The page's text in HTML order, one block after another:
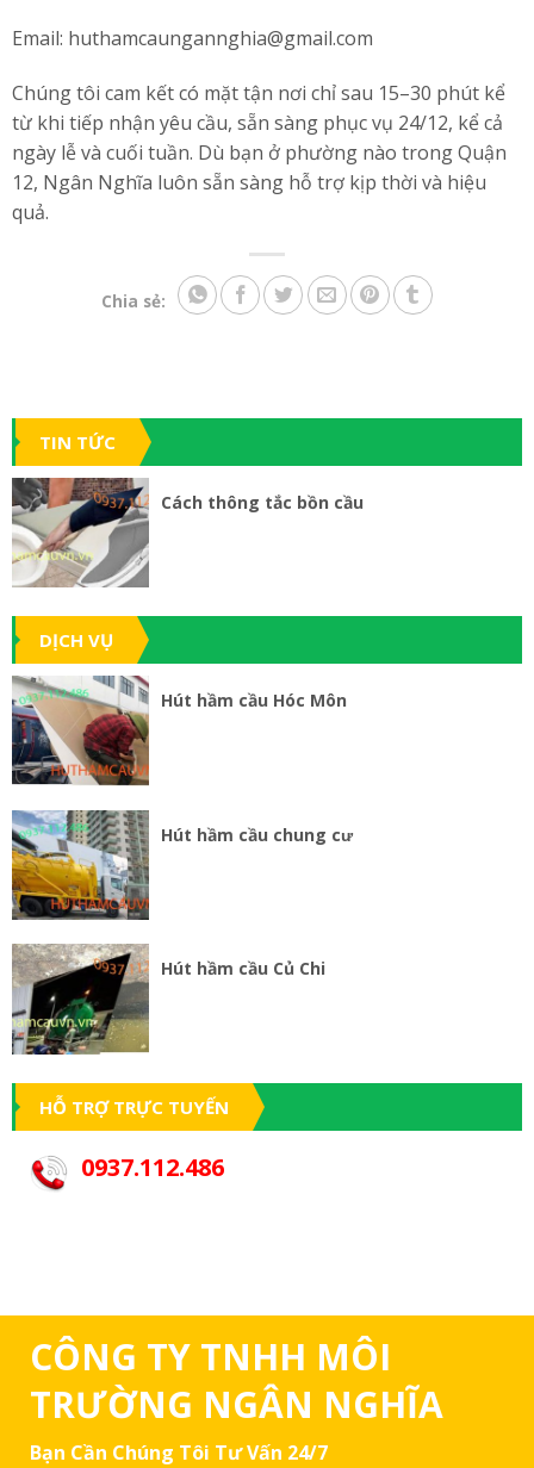
Email: huthamcaungannghia@gmail.com
Chúng tôi cam kết có mặt tận nơi chỉ sau 15–30 phút kể
từ khi tiếp nhận yêu cầu, sẵn sàng phục vụ 24/12, kể cả
ngày lễ và cuối tuần. Dù bạn ở phường nào trong Quận
12, Ngân Nghĩa luôn sẵn sàng hỗ trợ kịp thời và hiệu
quả.
Chia sẻ:
TIN TỨC
Cách thông tắc bồn cầu
DỊCH VỤ
Hút hầm cầu Hóc Môn
Hút hầm cầu chung cư
Hút hầm cầu Củ Chi
HỖ TRỢ TRỰC TUYẾN
0937.112.486
CÔNG TY TNHH MÔI
TRƯỜNG NGÂN NGHĨA
Bạn Cần Chúng Tôi Tư Vấn 24/7